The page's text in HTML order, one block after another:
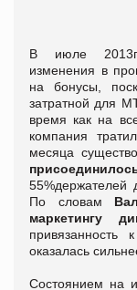
В июле
изменения в
на бонусы,
затратной для
время как на
компания
месяца
55%держателей
По словам
маркетингу
привязанность
оказалась
Состоянием на